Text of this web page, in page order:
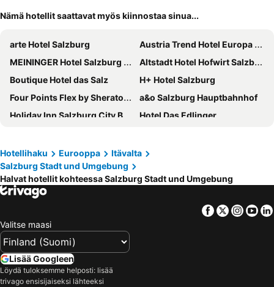
Nämä hotellit saattavat myös kiinnostaa sinua...
arte Hotel Salzburg
Austria Trend Hotel Europa Salzburg
MEININGER Hotel Salzburg City Center
Altstadt Hotel Hofwirt Salzburg
Boutique Hotel das Salz
H+ Hotel Salzburg
Four Points Flex by Sheraton Salzburg Messe
a&o Salzburg Hauptbahnhof
Holiday Inn Salzburg City By Ihg
Hotel Das Edlinger
Dorint City-Hotel Salzburg
PLAZA Premium Salzburg
Hotel am Mirabellplatz
Hotel Mercure Salzburg City
Hotel IMLAUER & Bräu
Hotel Neutor Express
Hotel Vogelweiderhof
Radisson Blu Hotel & Conference Centre, Salzburg
Imlauer Hotel Pitter Salzburg
Hotel Villa Carlton
Hotellihaku Eurooppa
Itävalta
Salzburg Stadt und Umgebung
Halvat hotellit kohteessa Salzburg Stadt und Umgebung
Facebook
Twitter
Valitse maasi
Lisää Googleen
Löydä tuloksemme helposti: lisää
trivago ensisijaiseksi lähteeksi